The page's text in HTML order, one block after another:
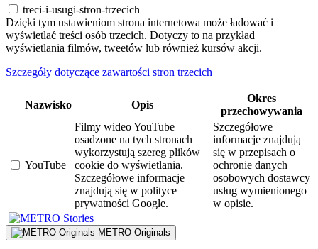
treci-i-usugi-stron-trzecich
Dzięki tym ustawieniom strona internetowa może ładować i
wyświetlać treści osób trzecich. Dotyczy to na przykład
wyświetlania filmów, tweetów lub również kursów akcji.
Szczegóły dotyczące zawartości stron trzecich
Nazwisko Opis
Okres
przechowywania
YouTube
Filmy wideo YouTube
osadzone na tych stronach
wykorzystują szereg plików
cookie do wyświetlania.
Szczegółowe informacje
znajdują się w polityce
prywatności Google.
Szczegółowe
informacje znajdują
się w przepisach o
ochronie danych
osobowych dostawcy
usług wymienionego
w opisie.
Stories
METRO Originals